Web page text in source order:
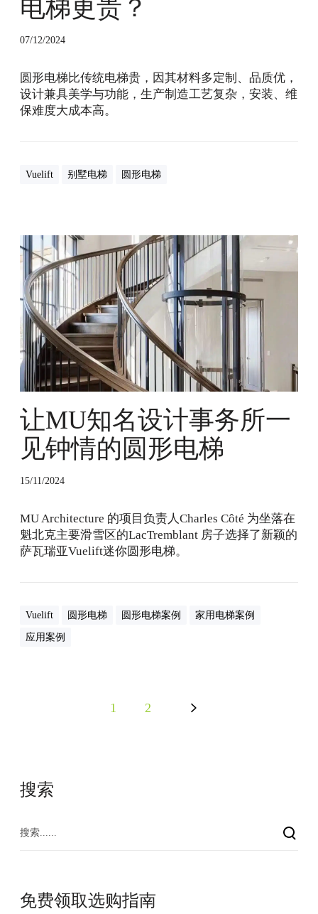
贵
电梯更贵？
07/12/2024
圆形电梯比传统电梯贵，因其材料多定制、品质优，
设计兼具美学与功能，生产制造工艺复杂，安装、维
保难度大成本高。
Vuelift 别墅电梯 圆形电梯
让
M
U
知
名
设
计
事
务
所
一
见
钟
情
圆
电
梯
让MU知名设计事务所一
见钟情的圆形电梯
15/11/2024
MU Architecture 的项目负责人Charles Côté 为坐落在
魁北克主要滑雪区的LacTremblant 房子选择了新颖的
萨瓦瑞亚Vuelift迷你圆形电梯。
Vuelift 圆形电梯 圆形电梯案例 家用电梯案例
应用案例
1 2
搜索
免费领取选购指南